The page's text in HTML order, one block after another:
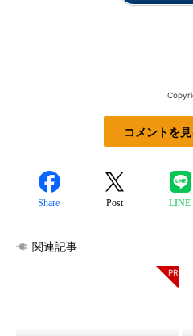
コメントを
Share Post LINE
関連記事